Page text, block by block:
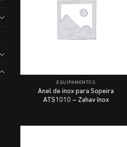
EQUIPAMENTOS
Anel de inox para Sopeira
ATS1010 – Zahav Inox